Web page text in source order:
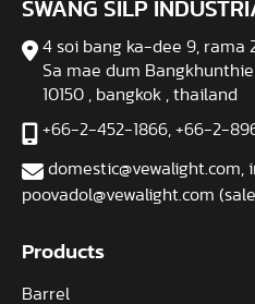
SWANG SILP
4 soi bang ka-dee 9, rama
Sa mae dum
10150 , bangkok , thailand
+66-2-452-1866 +66-2-
domestic@vewalight.com
poovadol@vewalight.com
Products
Barrel